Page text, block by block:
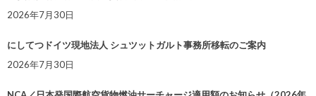
2026年7月30日
にしてつドイツ現地法人 シュツットガルト事務所移転のご案内
2026年7月30日